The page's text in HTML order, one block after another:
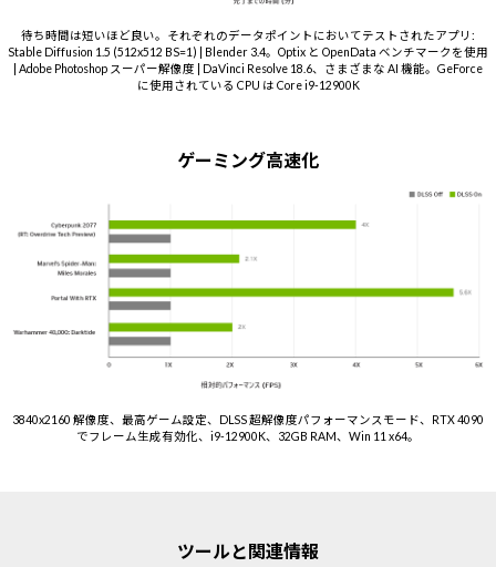
待ち時間は短いほど良い。それぞれのデータポイントにおいてテストされたアプリ:
Stable Diffusion 1.5 (512x512 BS=1) | Blender 3.4。Optix と OpenData ベンチマークを使用
| Adobe Photoshop スーパー解像度 | DaVinci Resolve 18.6、さまざまな AI 機能。GeForce
に使用されている CPU は Core i9-12900K
ゲーミング高速化
3840x2160 解像度、最高ゲーム設定、DLSS 超解像度パフォーマンスモード、RTX 4090
でフレーム生成有効化、i9-12900K、32GB RAM、Win 11 x64。
ツールと関連情報